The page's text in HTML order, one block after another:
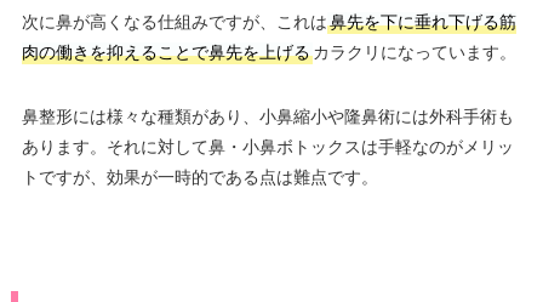
次に鼻が高くなる仕組みですが、これは鼻先を下に垂れ下げる筋
肉の働きを抑えることで鼻先を上げるカラクリになっています。
鼻整形には様々な種類があり、小鼻縮小や隆鼻術には外科手術も
あります。それに対して鼻・小鼻ボトックスは手軽なのがメリッ
トですが、効果が一時的である点は難点です。